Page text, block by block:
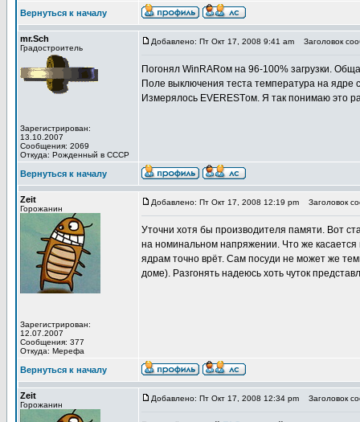
Вернуться к началу
mr.Sch
Градостроитель
Зарегистрирован:
13.10.2007
Сообщения: 2069
Откуда: Рожденный в СССР
Добавлено: Пт Окт 17, 2008 9:41 am Заголовок
Погонял WinRARом на 96-100% загрузки.
Поле выключения теста температура на
Измерялось EVERESTом. Я так понимаю это
Вернуться к началу
Zeit
Горожанин
Зарегистрирован:
12.07.2007
Сообщения: 377
Откуда: Мерефа
Добавлено: Пт Окт 17, 2008 12:19 pm Заголовок
Уточни хотя бы производителя памяти. Вот
на номинальном напряжении. Что же касается
ядрам точно врёт. Сам посуди не может же
доме). Разгонять надеюсь хоть чуток
Вернуться к началу
Zeit
Горожанин
Добавлено: Пт Окт 17, 2008 12:34 pm Заголовок